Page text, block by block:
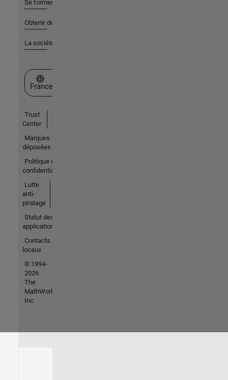
Se former
Obtenir de l'aide
La société
Sélectionner un site web
France
Trust
Center
Marques
déposées
Politique de
confidentialité
Lutte
anti-
piratage
Statut des
applications
Contacts
locaux
© 1994-
2026
The
MathWorks,
Inc.